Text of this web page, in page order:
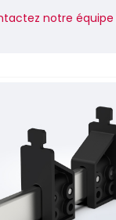
notre équipe